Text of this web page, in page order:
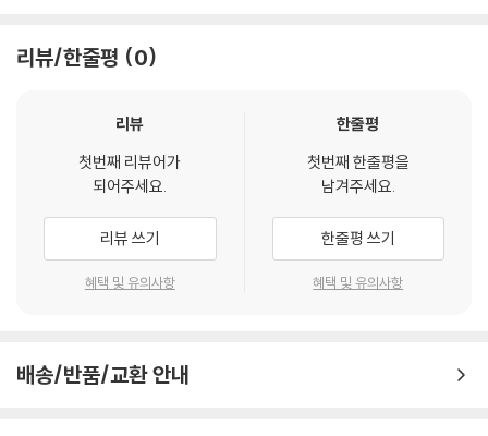
그림자 짙게
보금자리
묵념(낙산사 화마)
추억(고기잡이)
인 예로 이상을 꼽을 수가 있다. 이상은 건축을 전공했고 건축사로서 활동
시적 세계를 형성하고 한국 시문학에서 빼놓을 수 없는 독보적인 위치를
이번에 첫 시집을 내는 조정희 시인은 묵화를 그리는 화가이고 시를 쓴 지
는 얼마 되지 않았지만 일정 수준 이상의 표현력을 갖춘 다재다능한 시인
이라고 할 수 있다. 그녀의 시에는 전통적인 이미지를 연상시키는 시어들
이 다수 등장하는데 이것은 묵화 화가로서의 정체성을 드러내는 지점이라
여 이해도를 끌어올려야 한다.
리뷰/한줄평 0
리뷰
첫번째 리뷰어가
되어주세요.
리뷰 쓰기
혜택 및 유의사항
한줄평
첫번째 한줄평을
남겨주세요.
한줄평 쓰기
혜택 및 유의사항
배송/반품/교환 안내